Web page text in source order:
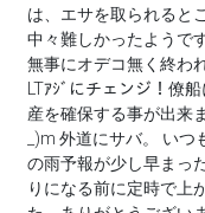
は、エサを取られると
中々難しかったようで
無事にオデコ無く終わ
LTｱｼﾞにチェンジ！僚
産を確保する事が出来
_)m 外道にサバ。 い
の雨予報が少し早まっ
りになる前に定時で上